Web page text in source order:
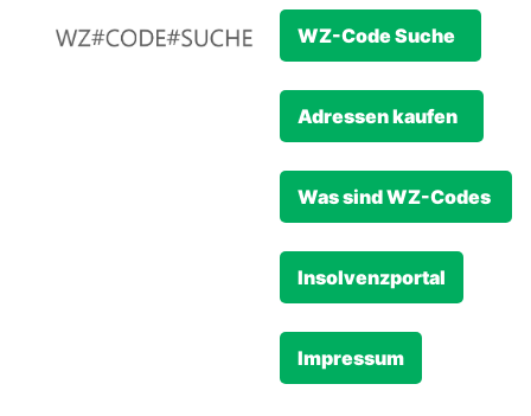
WZ-Code Suche
Adressen kaufen
Was sind WZ-Codes
Insolvenzportal
Impressum